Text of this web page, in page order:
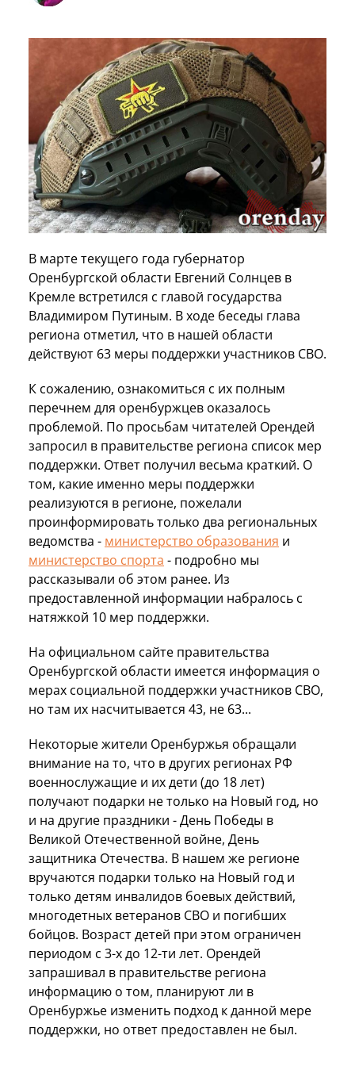
В марте текущего года губернатор
Оренбургской области Евгений Солнцев в
Кремле встретился с главой государства
Владимиром Путиным. В ходе беседы глава
региона отметил, что в нашей области
действуют 63 меры поддержки участников СВО.
К сожалению, ознакомиться с их полным
перечнем для оренбуржцев оказалось
проблемой. По просьбам читателей Орендей
запросил в правительстве региона список мер
поддержки. Ответ получил весьма краткий. О
том, какие именно меры поддержки
реализуются в регионе, пожелали
проинформировать только два региональных
ведомства - министерство образования и
министерство спорта - подробно мы
рассказывали об этом ранее. Из
предоставленной информации набралось с
натяжкой 10 мер поддержки.
На официальном сайте правительства
Оренбургской области имеется информация о
мерах социальной поддержки участников СВО,
но там их насчитывается 43, не 63...
Некоторые жители Оренбуржья обращали
внимание на то, что в других регионах РФ
военнослужащие и их дети (до 18 лет)
получают подарки не только на Новый год, но
и на другие праздники - День Победы в
Великой Отечественной войне, День
защитника Отечества. В нашем же регионе
вручаются подарки только на Новый год и
только детям инвалидов боевых действий,
многодетных ветеранов СВО и погибших
бойцов. Возраст детей при этом ограничен
периодом с 3-х до 12-ти лет. Орендей
запрашивал в правительстве региона
информацию о том, планируют ли в
Оренбуржье изменить подход к данной мере
поддержки, но ответ предоставлен не был.